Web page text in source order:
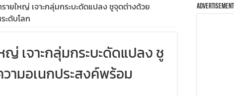
ยใหญ่ เจาะกลุ่มกระบะดัดแปลง ชูจุดต่างด้วย
ะดับโลก
เจาะกลุ่มกระบะดัดแปลง ชู
ามอเนกประสงค์พร้อม
Advertisement